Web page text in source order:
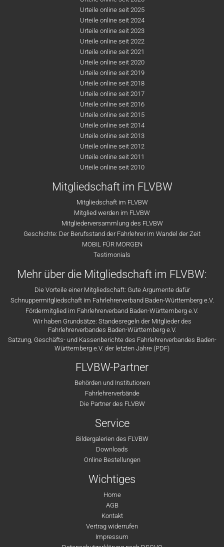
Urteile online seit 2025
Urteile online seit 2024
Urteile online seit 2023
Urteile online seit 2022
Urteile online seit 2021
Urteile online seit 2020
Urteile online seit 2019
Urteile online seit 2018
Urteile online seit 2017
Urteile online seit 2016
Urteile online seit 2015
Urteile online seit 2014
Urteile online seit 2013
Urteile online seit 2012
Urteile online seit 2011
Urteile online seit 2010
Mitgliedschaft im FLVBW
Mitgliedschaft im FLVBW
Mitglied werden im FLVBW
Mitgliederversammlung des FLVBW
Geschichte: Der Berufsstand der Fahrlehrer im Wandel der Zeit
MOBIL FÜR MORGEN
Testimonials
Mehr über die Mitgliedschaft im FLVBW:
Die Vorteile einer Mitgliedschaft: Gute Argumente dafür
Schnuppermitgliedschaft im Fahrlehrerverband Baden-Württemberg e.V.
Fördermitglied im Fahrlehrerverband Baden-Württemberg e.V.
Wir haben Grundsätze: Standesregeln der Mitglieder des
Fahrlehrerverbandes Baden-Württemberg e.V.
Satzung, Geschäfts- und Kassenberichte des Fahrlehrerverbandes Baden-
Württemberg e.V. der letzten Jahre (PDF)
FLVBW-Partner
Behörden und Institutionen
Fahrlehrerverbände
Die Partner des FLVBW
Service
Bildergalerien des FLVBW
Downloads
Online Bestellungen
Wichtiges
Home
AGB
Kontakt
Vertrag widerrufen
Impressum